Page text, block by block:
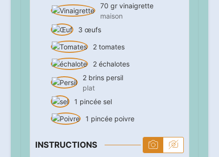
70 gr vinaigrette
maison
3 œufs
2 tomates
2 échalotes
2 brins persil
plat
1 pincée sel
1 pincée poivre
INSTRUCTIONS